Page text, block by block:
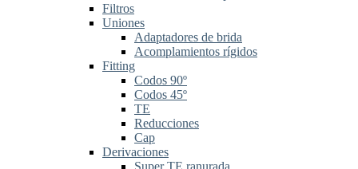
Filtros
Uniones
Adaptadores de brida
Acomplamientos rígidos
Fitting
Codos 90º
Codos 45º
TE
Reducciones
Cap
Derivaciones
Super TE ranurada